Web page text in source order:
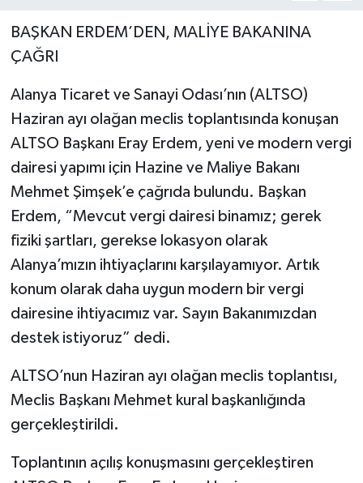
BAŞKAN ERDEM’DEN, MALİYE BAKANINA
ÇAĞRI
Alanya Ticaret ve Sanayi Odası’nın (ALTSO)
Haziran ayı olağan meclis toplantısında konuşan
ALTSO Başkanı Eray Erdem, yeni ve modern vergi
dairesi yapımı için Hazine ve Maliye Bakanı
Mehmet Şimşek’e çağrıda bulundu. Başkan
Erdem, “Mevcut vergi dairesi binamız; gerek
fiziki şartları, gerekse lokasyon olarak
Alanya’mızın ihtiyaçlarını karşılayamıyor. Artık
konum olarak daha uygun modern bir vergi
dairesine ihtiyacımız var. Sayın Bakanımızdan
destek istiyoruz” dedi.
ALTSO’nun Haziran ayı olağan meclis toplantısı,
Meclis Başkanı Mehmet kural başkanlığında
gerçekleştirildi.
Toplantının açılış konuşmasını gerçekleştiren